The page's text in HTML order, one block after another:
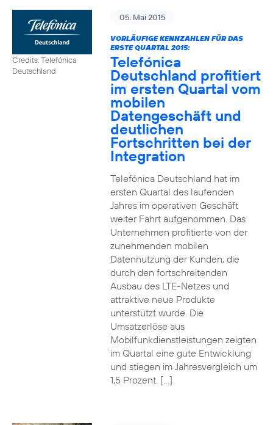
Credits: Telefónica
Deutschland
05. Mai 2015
VORLÄUFIGE KENNZAHLEN FÜR DAS
ERSTE QUARTAL 2015:
Telefónica
Deutschland profitiert
im ersten Quartal vom
mobilen
Datengeschäft und
deutlichen
Fortschritten bei der
Integration
Telefónica Deutschland hat im
ersten Quartal des laufenden
Jahres im operativen Geschäft
weiter Fahrt aufgenommen. Das
Unternehmen profitierte von der
zunehmenden mobilen
Datennutzung der Kunden, die
durch den fortschreitenden
Ausbau des LTE-Netzes und
attraktive neue Produkte
unterstützt wurde. Die
Umsatzerlöse aus
Mobilfunkdienstleistungen zeigten
im Quartal eine gute Entwicklung
und stiegen im Jahresvergleich um
1,5 Prozent. […]